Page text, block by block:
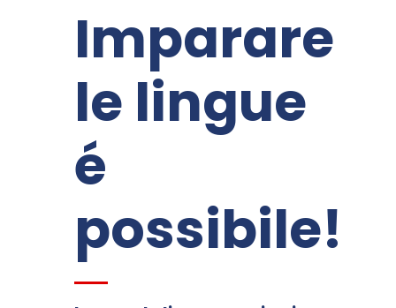
Imparare
le lingue
é
possibile!